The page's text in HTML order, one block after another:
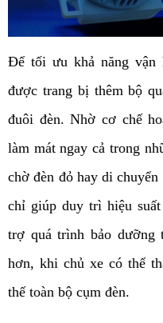
Để tối ưu khả năng vận
được trang bị thêm bộ
đuôi đèn. Nhờ cơ chế
làm mát ngay cả trong
chờ đèn đỏ hay di
chỉ giúp duy trì hiệu
trợ quá trình bảo dưỡng
hơn, khi chủ xe có thể
thế toàn bộ cụm đèn.